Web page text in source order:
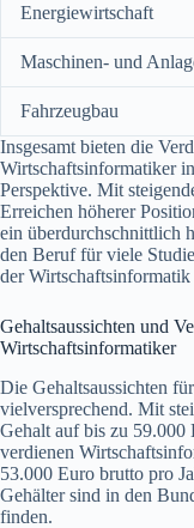
Energiewirtschaft
Maschinen- und
Fahrzeugbau
Insgesamt bieten die
Wirtschaftsinformatiker
Perspektive. Mit
Erreichen höherer
ein überdurchschnittlich
den Beruf für viele
der Wirtschaftsinformatik
Gehaltsaussichten und
Wirtschaftsinformatiker
Die Gehaltsaussichten
vielversprechend. Mit
Gehalt auf bis zu 59.000
verdienen
53.000 Euro brutto pro
Gehälter sind in den
finden.